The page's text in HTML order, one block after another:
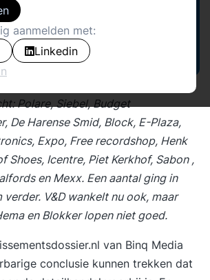
gingen het afgelopen jaar aan de
Polare, Siebel, Budget
De Harense Smid, Block, E-Plaza,
Expo, Free recordshop, Henk
Shoes, Icentre, Piet Kerkhof, Sabon ,
en Mexx. Een aantal ging in
V&D wankelt nu ook, maar
en Blokker lopen niet goed.
van Binq Media
conclusie kunnen trekken dat
aanmelden met:
Linkedin